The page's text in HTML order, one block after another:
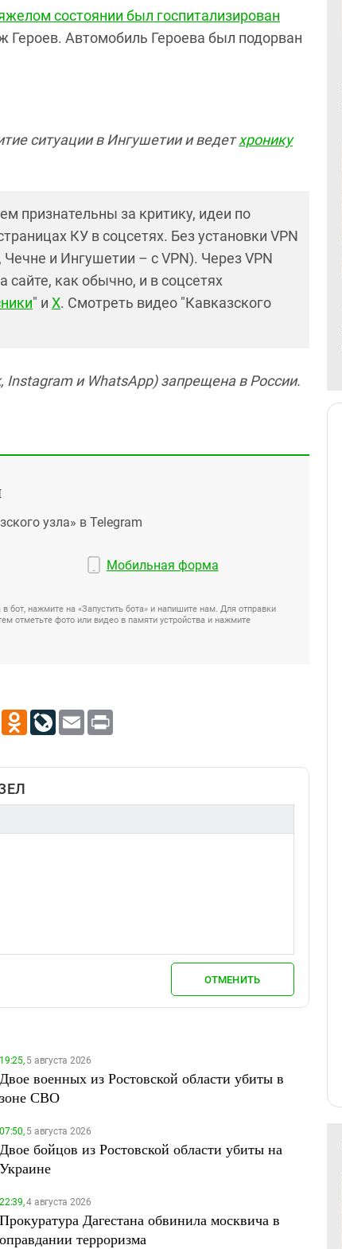
состоянии был госпитализирован
Героев. Автомобиль Героева был подорван
ситуации в Ингушетии и ведетхронику
признательны за критику, идеи по
КУ в соцсетях. Без установки VPN
Чечне и Ингушетии – с VPN). Через VPN
как обычно, и в соцсетях
" и X. Смотреть видео "Кавказского
и WhatsApp) запрещена в России.
узла» в Telegram
Мобильная форма
бот, нажмите на «Запустить бота» и напишите нам. Для отправки
отметьте фото или видео в памяти устройства и нажмите
X Odnoklassniki
LiveJournal
Email
ОТМЕНИТЬ
19:25,5 августа 2026
Двое военных из Ростовской области убиты в
зоне СВО
07:50,5 августа 2026
Двое бойцов из Ростовской области убиты на
Украине
22:39,4 августа 2026
Прокуратура Дагестана обвинила москвича в
оправдании терроризма